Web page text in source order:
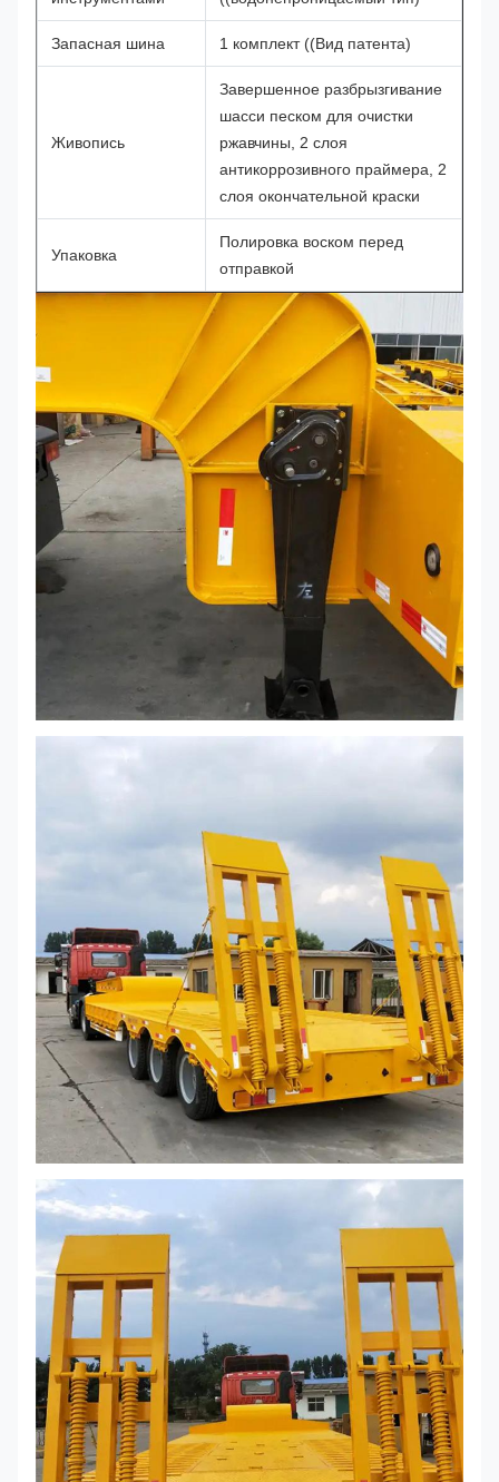
Запасная шина 1 комплект ((Вид патента)
Живопись
Завершенное разбрызгивание
шасси песком для очистки
ржавчины, 2 слоя
антикоррозивного праймера, 2
слоя окончательной краски
Упаковка
Полировка воском перед
отправкой